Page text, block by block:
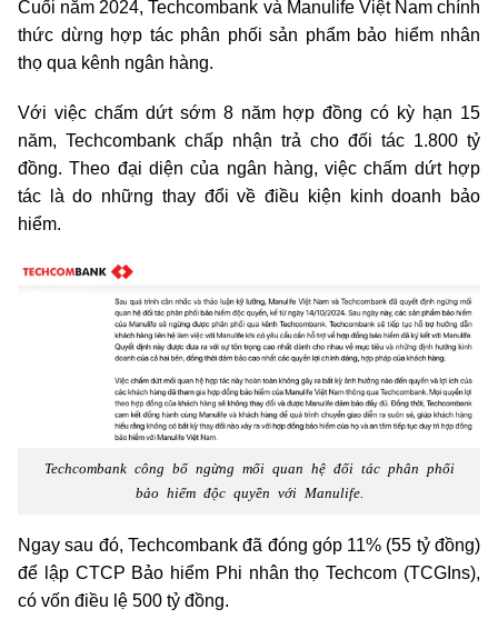
Cuối năm 2024, Techcombank và Manulife Việt Nam chính
thức dừng hợp tác phân phối sản phẩm bảo hiểm nhân
thọ qua kênh ngân hàng.
Với việc chấm dứt sớm 8 năm hợp đồng có kỳ hạn 15
năm, Techcombank chấp nhận trả cho đối tác 1.800 tỷ
đồng. Theo đại diện của ngân hàng, việc chấm dứt hợp
tác là do những thay đổi về điều kiện kinh doanh bảo
hiểm.
Techcombank công bố ngừng mối quan hệ đối tác phân phối
bảo hiểm độc quyền với Manulife.
Ngay sau đó, Techcombank đã đóng góp 11% (55 tỷ đồng)
để lập CTCP Bảo hiểm Phi nhân thọ Techcom (TCGIns),
có vốn điều lệ 500 tỷ đồng.